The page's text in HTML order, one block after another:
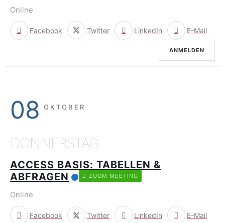
Online
Facebook Twitter LinkedIn E-Mail
ANMELDEN
08 OKTOBER
DONNERSTAG
ACCESS BASIS: TABELLEN &
ABFRAGEN
ZOOM MEETING
Online
Facebook Twitter LinkedIn E-Mail